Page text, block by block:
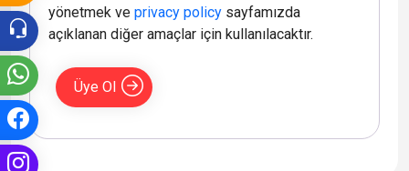
yönetmek ve privacy policy sayfamızda
açıklanan diğer amaçlar için kullanılacaktır.
Üye Ol